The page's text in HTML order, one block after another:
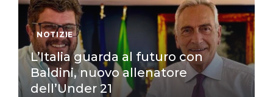
NOTIZIE
L’Italia guarda al futuro con
Baldini, nuovo allenatore
dell’Under 21